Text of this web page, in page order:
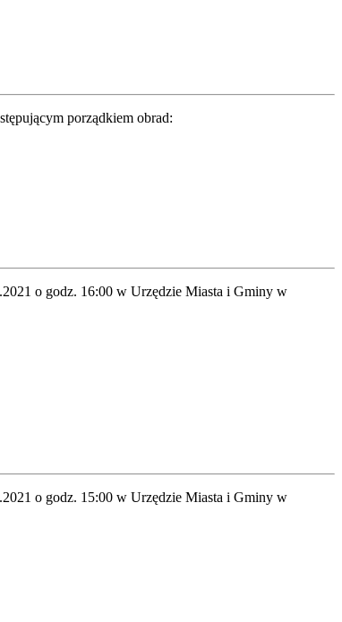
porządkiem obrad:
o godz. 16:00 w Urzędzie Miasta i Gminy w
o godz. 15:00 w Urzędzie Miasta i Gminy w